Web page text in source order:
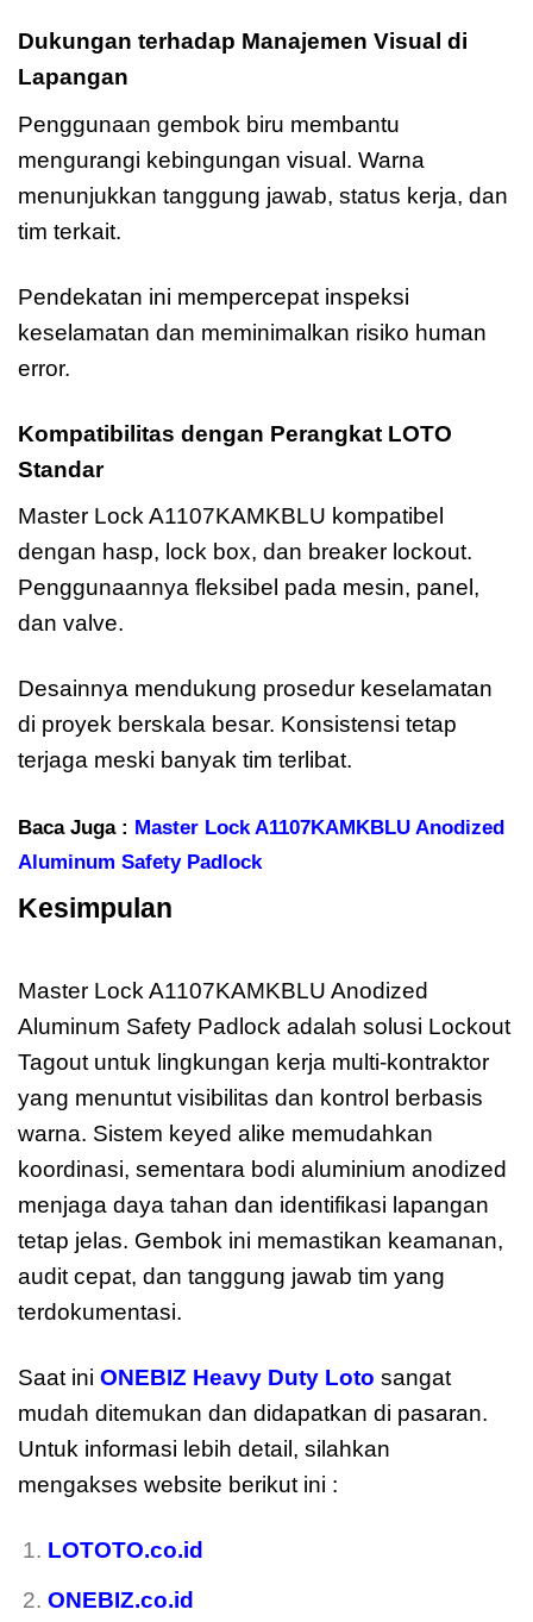
Dukungan terhadap Manajemen Visual di
Lapangan
Penggunaan gembok biru membantu
mengurangi kebingungan visual. Warna
menunjukkan tanggung jawab, status kerja, dan
tim terkait.
Pendekatan ini mempercepat inspeksi
keselamatan dan meminimalkan risiko human
error.
Kompatibilitas dengan Perangkat LOTO
Standar
Master Lock A1107KAMKBLU kompatibel
dengan hasp, lock box, dan breaker lockout.
Penggunaannya fleksibel pada mesin, panel,
dan valve.
Desainnya mendukung prosedur keselamatan
di proyek berskala besar. Konsistensi tetap
terjaga meski banyak tim terlibat.
Baca Juga : Master Lock A1107KAMKBLU Anodized
Aluminum Safety Padlock
Kesimpulan
Master Lock A1107KAMKBLU Anodized
Aluminum Safety Padlock adalah solusi Lockout
Tagout untuk lingkungan kerja multi-kontraktor
yang menuntut visibilitas dan kontrol berbasis
warna. Sistem keyed alike memudahkan
koordinasi, sementara bodi aluminium anodized
menjaga daya tahan dan identifikasi lapangan
tetap jelas. Gembok ini memastikan keamanan,
audit cepat, dan tanggung jawab tim yang
terdokumentasi.
Saat ini ONEBIZ Heavy Duty Loto sangat
mudah ditemukan dan didapatkan di pasaran.
Untuk informasi lebih detail, silahkan
mengakses website berikut ini :
LOTOTO.co.id
ONEBIZ.co.id